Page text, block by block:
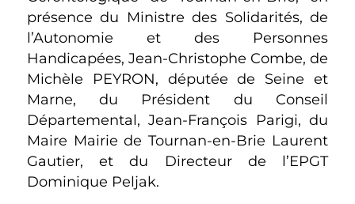
présence du Ministre des Solidarités, de
l’Autonomie et des Personnes
Handicapées, Jean-Christophe Combe, de
Michèle PEYRON, députée de Seine et
Marne, du Président du Conseil
Départemental, Jean-François Parigi, du
Maire Mairie de Tournan-en-Brie Laurent
Gautier, et du Directeur de l’EPGT
Dominique Peljak.